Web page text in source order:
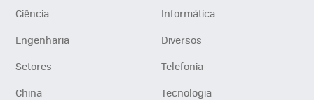
Ciência
Informática
Engenharia
Diversos
Setores
Telefonia
China
Tecnologia